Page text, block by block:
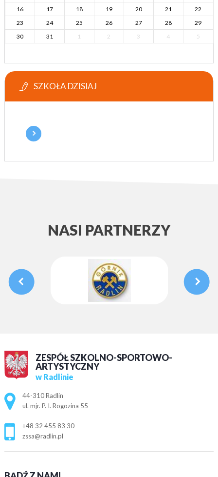
16
17 18 19 20 21
22
23
24 25 26 27 28
29
30
31 1 2 3 4 5
SZKOŁA DZISIAJ
NASI PARTNERZY
ZESPÓŁ SZKOLNO-SPORTOWO-
ARTYSTYCZNY
w Radlinie
Adres pocztowy:
44-310 Radlin
ul. mjr. P. I. Rogozina 55
+48 32 455 83 30
zssa@radlin.pl